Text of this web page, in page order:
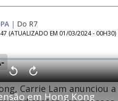
| Do R7
(ATUALIZADO EM 01/03/2024 - 00H30)
em Hong Kong
V
o
l
t
a
A
v
a
n
ç
Carrie Lam anunciou